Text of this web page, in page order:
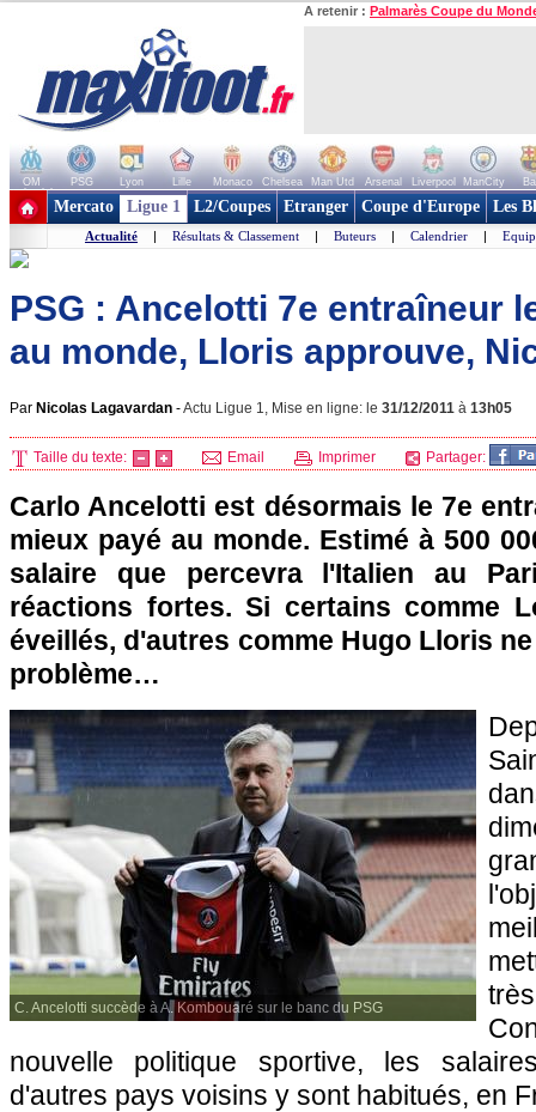
A retenir : Palmarès Coupe du
OM PSG Lyon Lille Monaco Chelsea Man Utd Arsenal Liverpool ManCity
+ de clubs
Mercato Ligue 1 L2/Coupes Etranger Coupe d'Europe Les
Actualité | Résultats & Classement | Buteurs | Calendrier |
PSG : Ancelotti 7e entraîneur
au monde, Lloris approuve,
Par Nicolas Lagavardan -Actu Ligue 1, Mise en ligne: le 31/12/2011 à 13h05
Taille du texte: Email Imprimer Partager:
Carlo Ancelotti est désormais le 7e
mieux payé au monde. Estimé à 500
salaire que percevra l'Italien au
réactions fortes. Si certains comme
éveillés, d'autres comme Hugo Lloris
problème…
C. Ancelotti succède à A. Kombouaré sur le banc du PSG
nouvelle politique sportive, les
d'autres pays voisins y sont habitués, en